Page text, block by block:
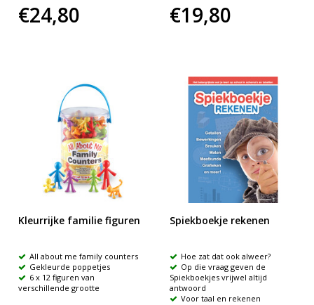
€24,80 €19,80
Kleurrijke familie figuren
All about me family counters
Gekleurde poppetjes
6 x 12 figuren van
verschillende grootte
Spiekboekje rekenen
Hoe zat dat ook alweer?
Op die vraag geven de
Spiekboekjes vrijwel altijd
antwoord
Voor taal en rekenen